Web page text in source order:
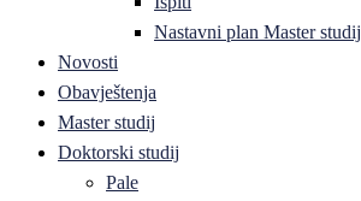
Nastavni plan Master studij
Novosti
Obavještenja
Master studij
Doktorski studij
Pale